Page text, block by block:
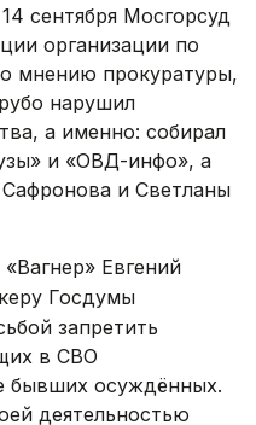
сентября Мосгорсуд
организации по
мнению прокуратуры,
нарушил
а именно: собирал
и «ОВД-инфо», а
и Светланы
Евгений
Госдумы
запретить
в СВО
бывших осуждённых.
деятельностью